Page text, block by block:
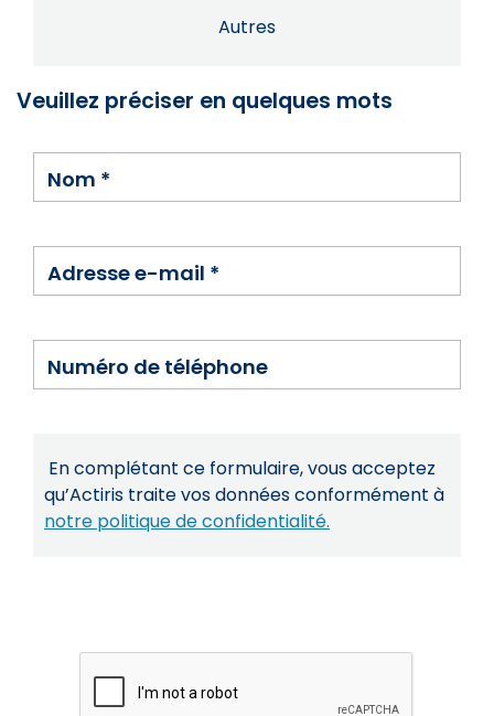
Autres
Veuillez préciser en quelques mots
Nom *
Adresse e-mail *
Numéro de téléphone
En complétant ce formulaire, vous acceptez
qu’Actiris traite vos données conformément à
notre politique de confidentialité.